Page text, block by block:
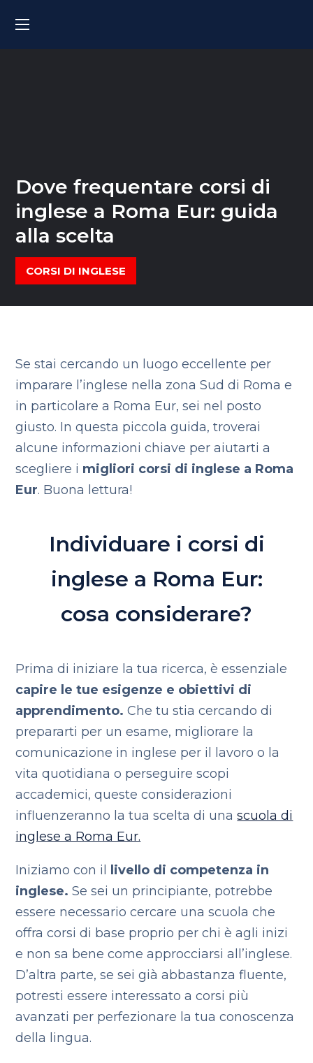
Dove frequentare corsi di
inglese a Roma Eur: guida
alla scelta
CORSI DI INGLESE
Se stai cercando un luogo eccellente per
imparare l’inglese nella zona Sud di Roma e
in particolare a Roma Eur, sei nel posto
giusto. In questa piccola guida, troverai
alcune informazioni chiave per aiutarti a
scegliere i migliori corsi di inglese a Roma
Eur. Buona lettura!
Individuare i corsi di
inglese a Roma Eur:
cosa considerare?
Prima di iniziare la tua ricerca, è essenziale
capire le tue esigenze e obiettivi di
apprendimento.Che tu stia cercando di
prepararti per un esame, migliorare la
comunicazione in inglese per il lavoro o la
vita quotidiana o perseguire scopi
accademici, queste considerazioni
influenzeranno la tua scelta di unascuola di
inglese a Roma Eur.
Iniziamo con il
livello di competenza in
inglese.Se sei un principiante, potrebbe
essere necessario cercare una scuola che
offra corsi di base proprio per chi è agli inizi
e non sa bene come approcciarsi all’inglese.
D’altra parte, se sei già abbastanza fluente,
potresti essere interessato a corsi più
avanzati per perfezionare la tua conoscenza
della lingua.